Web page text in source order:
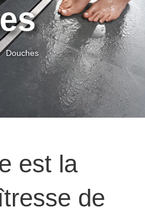
Douches
est la
de